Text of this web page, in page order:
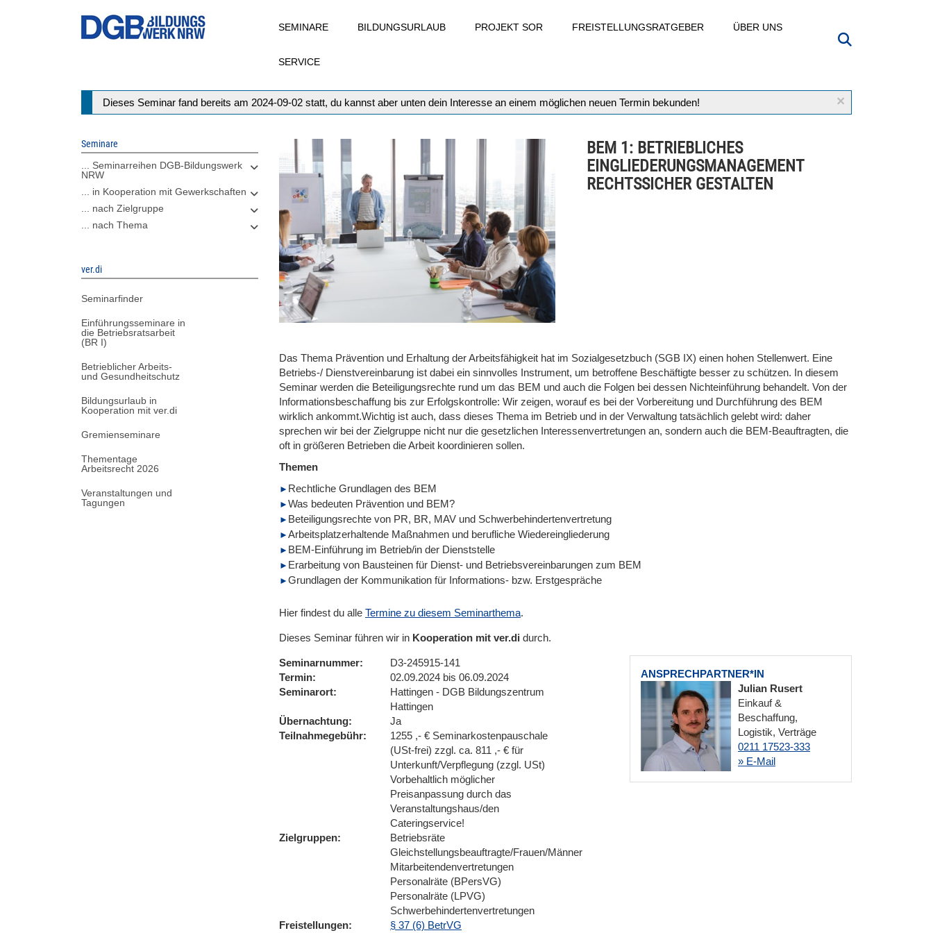
SEMINARE BILDUNGSURLAUB PROJEKT SOR FREISTELLUNGSRATGEBER ÜBER UNS
SERVICE
×
Statusmeldung
Dieses Seminar fand bereits am 2024-09-02 statt, du kannst aber unten dein Interesse an einem möglichen neuen Termin bekunden!
Seminare
... Seminarreihen DGB-Bildungswerk
NRW
... in Kooperation mit Gewerkschaften
... nach Zielgruppe
... nach Thema
ver.di
Seminarfinder
Einführungsseminare in
die Betriebsratsarbeit
(BR I)
Betrieblicher Arbeits-
und Gesundheitschutz
Bildungsurlaub in
Kooperation mit ver.di
Gremienseminare
Thementage
Arbeitsrecht 2026
Veranstaltungen und
Tagungen
BEM 1: BETRIEBLICHES
EINGLIEDERUNGSMANAGEMENT
RECHTSSICHER GESTALTEN
Das Thema Prävention und Erhaltung der Arbeitsfähigkeit hat im Sozialgesetzbuch (SGB IX) einen hohen Stellenwert. Eine
Betriebs-/ Dienstvereinbarung ist dabei ein sinnvolles Instrument, um betroffene Beschäftigte besser zu schützen. In diesem
Seminar werden die Beteiligungsrechte rund um das BEM und auch die Folgen bei dessen Nichteinführung behandelt. Von der
Informationsbeschaffung bis zur Erfolgskontrolle: Wir zeigen, worauf es bei der Vorbereitung und Durchführung des BEM
wirklich ankommt.Wichtig ist auch, dass dieses Thema im Betrieb und in der Verwaltung tatsächlich gelebt wird: daher
sprechen wir bei der Zielgruppe nicht nur die gesetzlichen Interessenvertretungen an, sondern auch die BEM-Beauftragten, die
oft in größeren Betrieben die Arbeit koordinieren sollen.
Themen
Rechtliche Grundlagen des BEM
Was bedeuten Prävention und BEM?
Beteiligungsrechte von PR, BR, MAV und Schwerbehindertenvertretung
Arbeitsplatzerhaltende Maßnahmen und berufliche Wiedereingliederung
BEM-Einführung im Betrieb/in der Dienststelle
Erarbeitung von Bausteinen für Dienst- und Betriebsvereinbarungen zum BEM
Grundlagen der Kommunikation für Informations- bzw. Erstgespräche
Hier findest du alle Termine zu diesem Seminarthema.
Dieses Seminar führen wir in Kooperation mit ver.di durch.
ANSPRECHPARTNER*IN
Julian Rusert
Einkauf &
Beschaffung,
Logistik, Verträge
0211 17523-333
» E-Mail
Seminarnummer
D3-245915-141
Termin
02.09.2024 bis 06.09.2024
Seminarort
Hattingen - DGB Bildungszentrum
Hattingen
Übernachtung
Ja
Teilnahmegebühr
1255 ,- € Seminarkostenpauschale
(USt-frei) zzgl. ca. 811 ,- € für
Unterkunft/Verpflegung (zzgl. USt)
Vorbehaltlich möglicher
Preisanpassung durch das
Veranstaltungshaus/den
Cateringservice!
Zielgruppen
Betriebsräte
Gleichstellungsbeauftragte/Frauen/Männer
Mitarbeitendenvertretungen
Personalräte (BPersVG)
Personalräte (LPVG)
Schwerbehindertenvertretungen
Freistellungen
§ 37 (6) BetrVG